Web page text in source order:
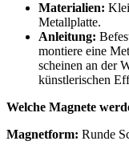
Materialien:
Metallplatte.
Anleitung:
montiere eine
scheinen an der
künstlerischen
Welche Magnete
Magnetform: Runde